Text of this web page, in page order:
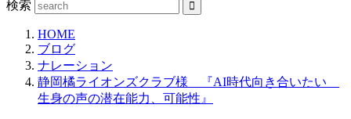
検索
HOME
ブログ
ナレーション
静岡橘ライオンズクラブ様 『AI時代向き合いたい
生身の声の潜在能力、可能性』